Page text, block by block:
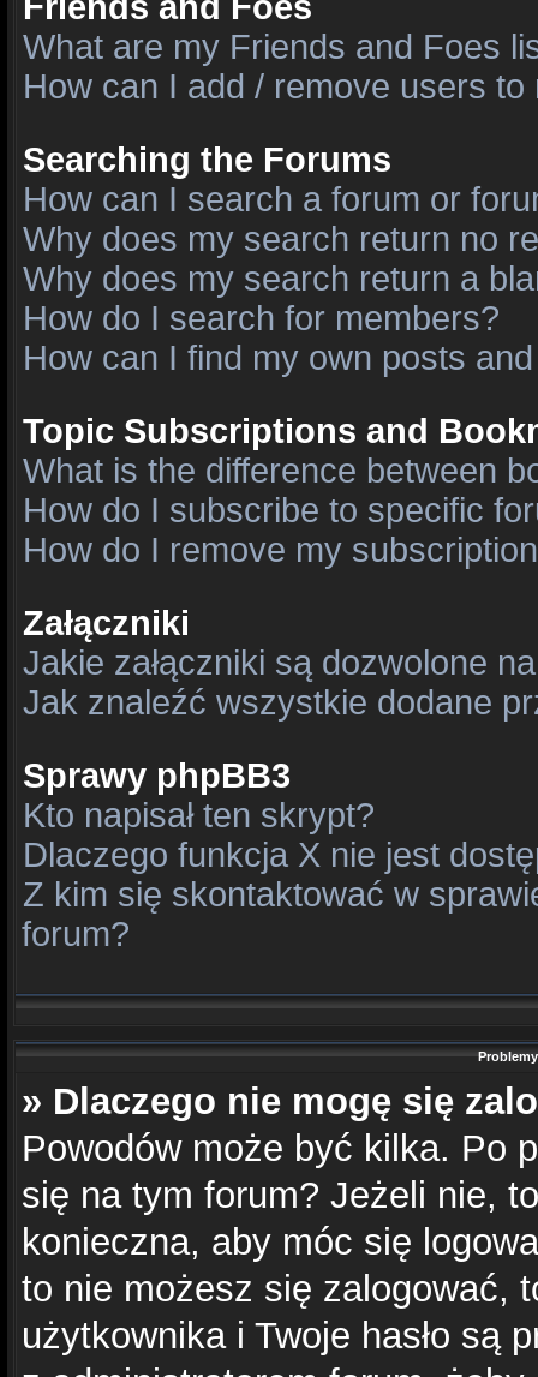
What are my Friends and Foes
How can I add / remove users
Searching the Forums
How can I search a forum or
Why does my search return no
Why does my search return a
How do I search for members?
How can I find my own posts
Topic Subscriptions and
What is the difference between
How do I subscribe to specific
How do I remove my
Załączniki
Jakie załączniki są dozwolone
Jak znaleźć wszystkie dodane
Sprawy phpBB3
Kto napisał ten skrypt?
Dlaczego funkcja X nie jest
Z kim się skontaktować w
forum?
» Dlaczego nie mogę się
Powodów może być kilka. Po
się na tym forum? Jeżeli nie,
konieczna, aby móc się
to nie możesz się zalogować,
użytkownika i Twoje hasło są